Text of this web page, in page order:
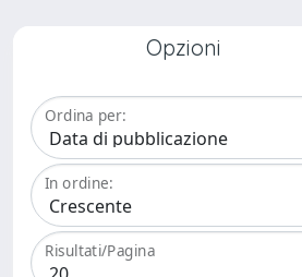
Opzioni
Ordina per:
In ordine:
Risultati/Pagina